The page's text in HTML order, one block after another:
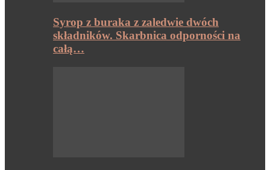
Syrop z buraka z zaledwie dwóch
składników. Skarbnica odporności na
całą…